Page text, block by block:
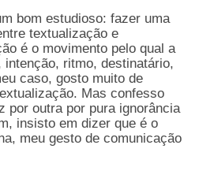
bom estudioso: fazer uma
textualização e
é o movimento pelo qual a
intenção, ritmo, destinatário,
caso, gosto muito de
Mas confesso
por outra por pura ignorância
insisto em dizer que é o
meu gesto de comunicação